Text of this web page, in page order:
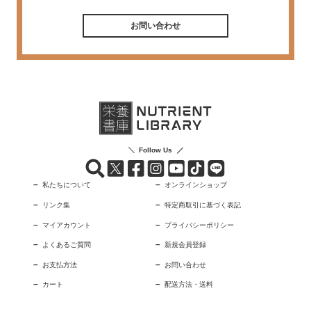
お問い合わせ
Follow Us
私たちについて オンラインショップ
リンク集 特定商取引に基づく表記
マイアカウント プライバシーポリシー
よくあるご質問 新規会員登録
お支払方法 お問い合わせ
カート 配送方法・送料